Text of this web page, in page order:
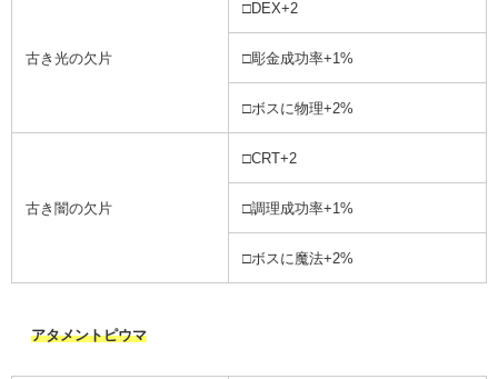
古き光の欠片
□DEX+2
□彫金成功率+1%
□ボスに物理+2%
古き闇の欠片
□CRT+2
□調理成功率+1%
□ボスに魔法+2%
アタメントピウマ